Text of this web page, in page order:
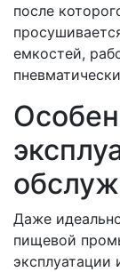
после
емкостей,
Даже
пищевой
эксплуатации